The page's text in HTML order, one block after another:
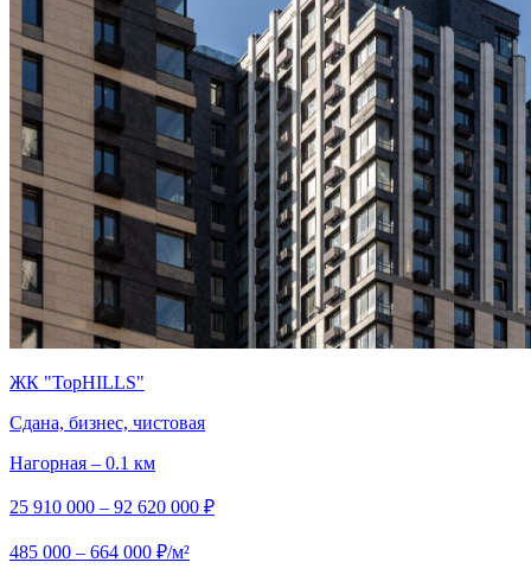
ЖК "TopHILLS"
Сдана, бизнес, чистовая
Нагорная – 0.1 км
25 910 000 – 92 620 000 ₽
485 000 – 664 000 ₽/м²